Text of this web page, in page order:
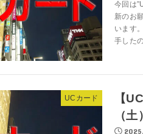
今回は
新のお
います
手した
UCカード
【
（土